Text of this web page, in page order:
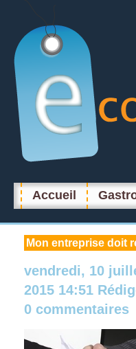
Accueil
Mon entreprise doit
vendredi, 10
2015 14:51
0 commentaires